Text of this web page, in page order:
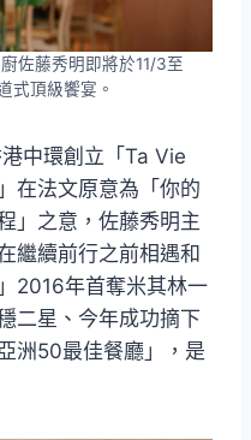
佐藤秀明即將於11/3至
式頂級饗宴。
中環創立「Ta Vie
在法文原意為「你的
」之意，佐藤秀明主
繼續前行之前相遇和
2016年首奪米其林一
二星、今年成功摘下
洲50最佳餐廳」，是